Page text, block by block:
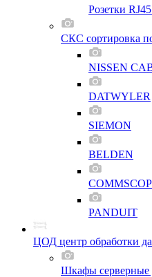
Розетки
СКС сортировка
NISSEN
DATWYLER
SIEMON
BELDEN
PANDUIT
ЦОД центр обработки
Шкафы